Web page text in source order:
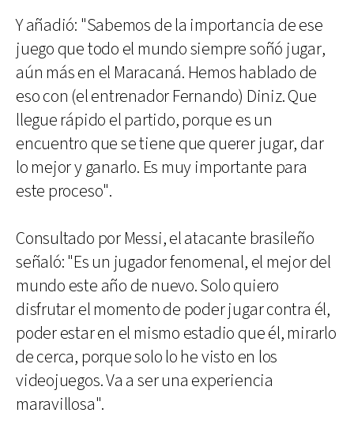
Y añadió: "Sabemos de la importancia de ese
juego que todo el mundo siempre soñó jugar,
aún más en el Maracaná. Hemos hablado de
eso con (el entrenador Fernando) Diniz. Que
llegue rápido el partido, porque es un
encuentro que se tiene que querer jugar, dar
lo mejor y ganarlo. Es muy importante para
este proceso".
Consultado por Messi, el atacante brasileño
señaló: "Es un jugador fenomenal, el mejor del
mundo este año de nuevo. Solo quiero
disfrutar el momento de poder jugar contra él,
poder estar en el mismo estadio que él, mirarlo
de cerca, porque solo lo he visto en los
videojuegos. Va a ser una experiencia
maravillosa".